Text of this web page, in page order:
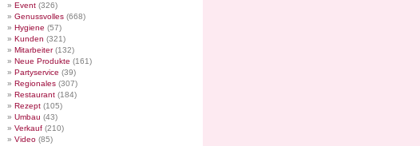
Event (326)
Genussvolles (668)
Hygiene (57)
Kunden (321)
Mitarbeiter(132)
Neue Produkte (161)
Partyservice (39)
Regionales (307)
Restaurant (184)
Rezept (105)
Umbau (43)
Verkauf (210)
Video (85)